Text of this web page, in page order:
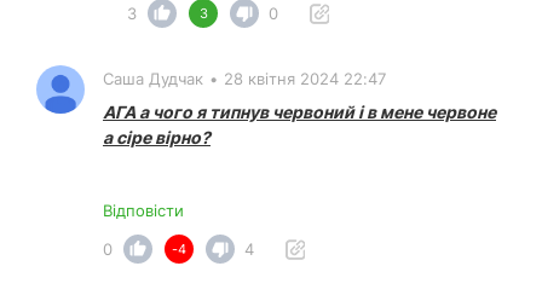
3
3 0
Саша Дудчак • 28 квітня 2024 22:47
АГА а чого я типнув червоний і в мене червоне
а сіре вірно?
Відповісти
0
-4 4